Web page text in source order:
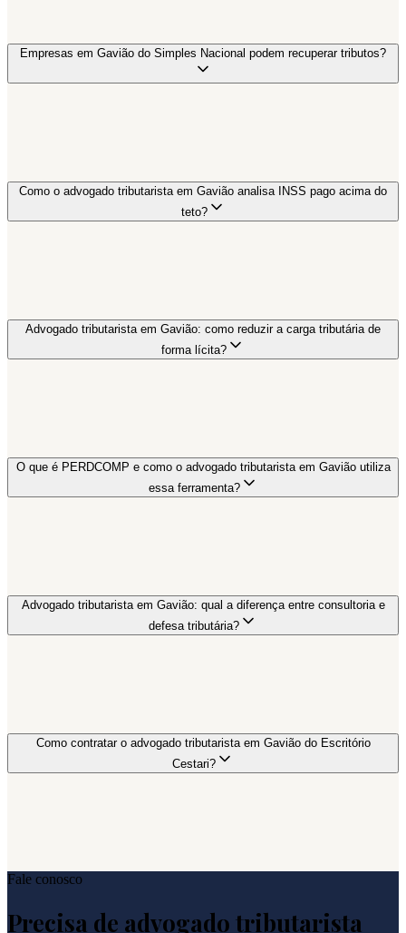
Empresas em Gavião do Simples Nacional podem recuperar tributos?
Como o advogado tributarista em Gavião analisa INSS pago acima do
teto?
Advogado tributarista em Gavião: como reduzir a carga tributária de
forma lícita?
O que é PERDCOMP e como o advogado tributarista em Gavião utiliza
essa ferramenta?
Advogado tributarista em Gavião: qual a diferença entre consultoria e
defesa tributária?
Como contratar o advogado tributarista em Gavião do Escritório
Cestari?
Fale conosco
Precisa de advogado tributarista